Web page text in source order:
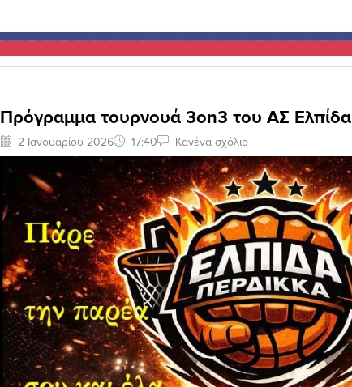
Πρόγραμμα τουρνουά 3on3 του ΑΣ Ελπίδα
2 Ιανουαρίου 2026 17:40 Κανένα σχόλιο